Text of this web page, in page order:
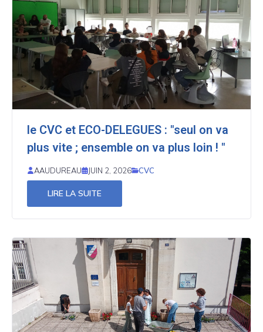
le CVC et ECO-DELEGUES : "seul on va
plus vite ; ensemble on va plus loin ! "
AAUDUREAU JUIN 2, 2026 CVC
LIRE LA SUITE